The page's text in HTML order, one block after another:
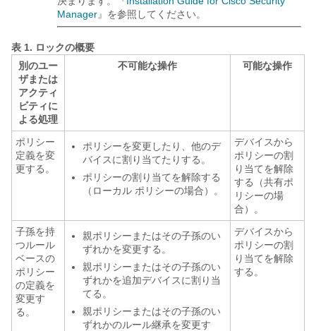
Manager』を参照してください。
表 1. ロックの概要
別のユー
ザまたは
アクティ
ビティに
よる処理
不可能な操作 可能な操作
ポリシー
定義を変
更する。
ポリシーを変更したり、他のデ
バイスに割り当てたりする。
ポリシーの割り当てを解除する
（ローカル ポリシーの場合）。
デバイスから
ポリシーの割
り当てを解除
する（共有ポ
リシーの場
合）。
子孫を持
つルール
ベースの
ポリシー
の定義を
変更す
る。
親ポリシーまたはその子孫のい
ずれかを変更する。
親ポリシーまたはその子孫のい
ずれかを追加デバイスに割り当
てる。
親ポリシーまたはその子孫のい
ずれかのルール継承を変更す
デバイスから
ポリシーの割
り当てを解除
する。